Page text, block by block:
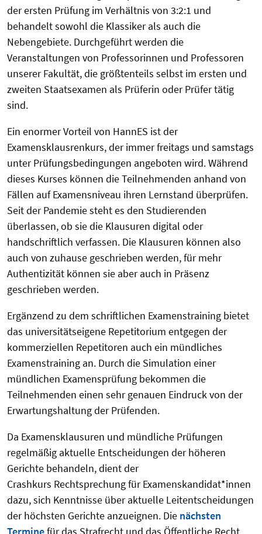
der ersten Prüfung im Verhältnis von 3:2:1 und
behandelt sowohl die Klassiker als auch die
Nebengebiete. Durchgeführt werden die
Veranstaltungen von Professorinnen und Professoren
unserer Fakultät, die größtenteils selbst im ersten und
zweiten Staatsexamen als Prüferin oder Prüfer tätig
sind.
Ein enormer Vorteil von HannES ist der
Examensklausrenkurs, der immer freitags und samstags
unter Prüfungsbedingungen angeboten wird. Während
dieses Kurses können die Teilnehmenden anhand von
Fällen auf Examensniveau ihren Lernstand überprüfen.
Seit der Pandemie steht es den Studierenden
überlassen, ob sie die Klausuren digital oder
handschriftlich verfassen. Die Klausuren können also
auch von zuhause geschrieben werden, für mehr
Authentizität können sie aber auch in Präsenz
geschrieben werden.
Ergänzend zu dem schriftlichen Examenstraining bietet
das universitätseigene Repetitorium entgegen der
kommerziellen Repetitoren auch ein mündliches
Examenstraining an. Durch die Simulation einer
mündlichen Examensprüfung bekommen die
Teilnehmenden einen sehr genauen Eindruck von der
Erwartungshaltung der Prüfenden.
Da Examensklausuren und mündliche Prüfungen
regelmäßig aktuelle Entscheidungen der höheren
Gerichte behandeln, dient der
Crashkurs Rechtsprechung für Examenskandidat*innen
dazu, sich Kenntnisse über aktuelle Leitentscheidungen
der höchsten Gerichte anzueignen. Die nächsten
Terminefür das Strafrecht und das Öffentliche Recht